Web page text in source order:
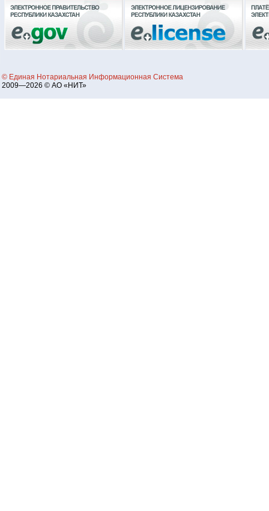
© Единая Нотариальная Информационная Система
2009—2026 © АО «НИТ»